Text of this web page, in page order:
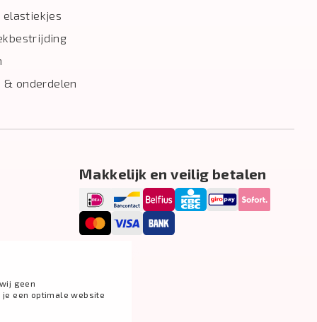
elastiekjes
& onderdelen
Makkelijk en veilig betalen
geen
een optimale website